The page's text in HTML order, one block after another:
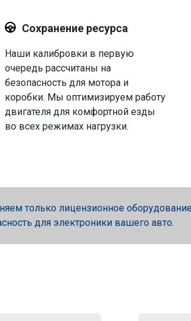
Сохранение ресурса
Наши калибровки в первую
очередь рассчитаны на
безопасность для мотора и
коробки. Мы оптимизируем работу
двигателя для комфортной езды
во всех режимах нагрузки.
только лицензионное оборудование
для электроники вашего авто.